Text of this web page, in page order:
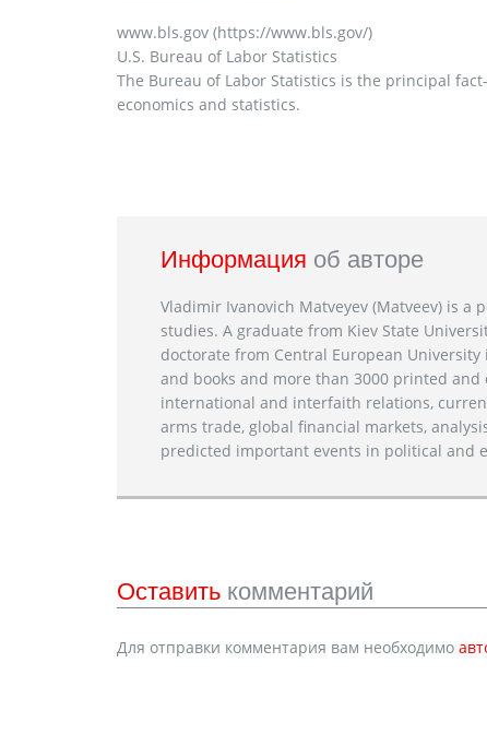
www.bls.gov (https://www.bls.gov/)
U.S. Bureau of Labor Statistics
The Bureau of Labor Statistics is the principal
economics and statistics.
Информация об авторе
Vladimir Ivanovich Matveyev (Matveev) is a
studies. A graduate from Kiev State
doctorate from Central European
and books and more than 3000 printed
international and interfaith relations,
arms trade, global financial markets,
predicted important events in political and
Оставить комментарий
Для отправки комментария вам необходимо